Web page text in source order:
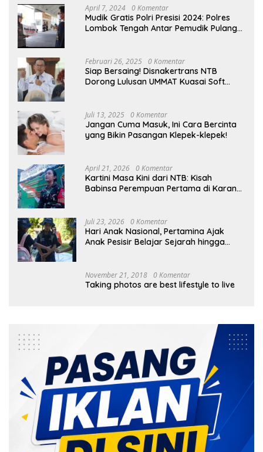
April 7, 2024 0 Komentar
Mudik Gratis Polri Presisi 2024: Polres
Lombok Tengah Antar Pemudik Pulang
Februari 26, 2025 0 Komentar
Siap Bersaing! Disnakertrans NTB
Dorong Lulusan UMMAT Kuasai Soft
Juli 13, 2025 0 Komentar
Jangan Cuma Masuk, Ini Cara Bercinta
yang Bikin Pasangan Klepek-klepek!
April 21, 2026 0 Komentar
Kartini Masa Kini dari NTB: Kisah
Babinsa Perempuan Pertama di Karang
Juli 23, 2026 0 Komentar
Hari Anak Nasional, Pertamina Ajak
Anak Pesisir Belajar Sejarah hingga
November 21, 2018 0 Komentar
Taking photos are best lifestyle to live